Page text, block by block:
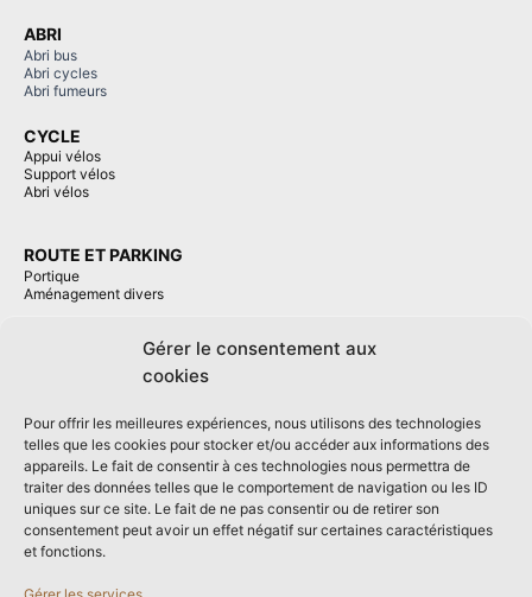
Gérer le consentement aux
cookies
Pour offrir les meilleures expériences, nous utilisons des technologies
telles que les cookies pour stocker et/ou accéder aux informations des
appareils. Le fait de consentir à ces technologies nous permettra de
traiter des données telles que le comportement de navigation ou les ID
uniques sur ce site. Le fait de ne pas consentir ou de retirer son
consentement peut avoir un effet négatif sur certaines caractéristiques
et fonctions.
ABRI
Abri bus
Abri cycles
Abri fumeurs
CYCLE
Appui vélos
Support vélos
Abri vélos
ROUTE ET PARKING
Portique
Aménagement divers
REALISATION
CONTACT
AGENCE URBAINE SARL
11 rue des Saulniers